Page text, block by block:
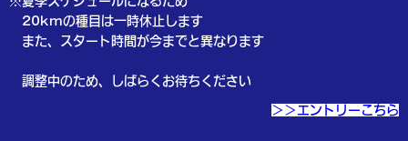
20kmの種目は一時休止します
また、スタート時間が今までと異なります
調整中のため、しばらくお待ちください
＞＞エントリーこちら